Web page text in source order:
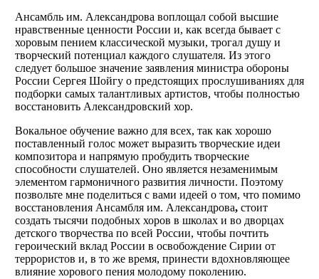
Ансамбль им. Александрова воплощал собой высшие
нравственные ценности России и, как всегда бывает с
хоровым пением классической музыки, трогал душу и
творческий потенциал каждого слушателя. Из этого
следует большое значение заявления министра обороны
России Сергея Шойгу о предстоящих прослушиваниях для
подборки самых талантливых артистов, чтобы полностью
восстановить Александровский хор.
Вокальное обучение важно для всех, так как хорошо
поставленный голос может выразить творческие идеи
композитора и напрямую пробудить творческие
способности слушателей. Оно является незаменимым
элементом гармоничного развития личности. Поэтому
позвольте мне поделиться с вами идеей о том, что помимо
восстановления Ансамбля им. Александрова,стоит
создать тысячи подобных хоров в школах и во дворцах
детского творчества по всей России, чтобы почтить
героический вклад России в освобождение Сирии от
террористов и, в то же время, принести вдохновляющее
влияние хорового пения молодому поколению.